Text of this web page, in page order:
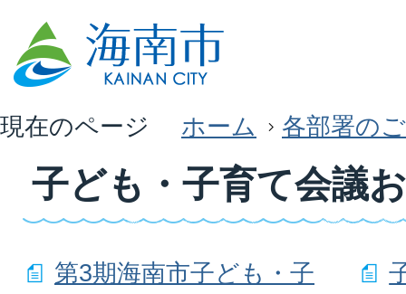
現在のページ ホーム 各部署の
子ども・子育て会議
第3期海南市子ども・子